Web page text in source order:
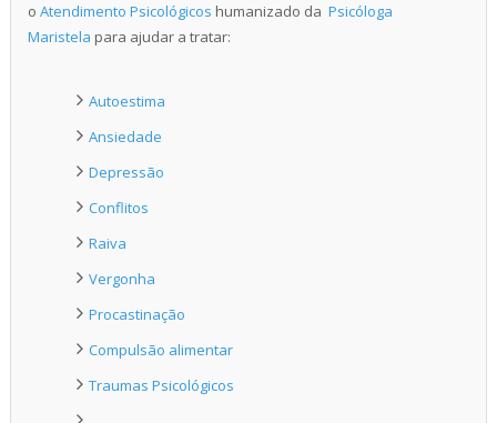
o Atendimento Psicológicos humanizado da Psicóloga
Maristela para ajudar a tratar:
Autoestima
Ansiedade
Depressão
Conflitos
Raiva
Vergonha
Procastinação
Compulsão alimentar
Traumas Psicológicos